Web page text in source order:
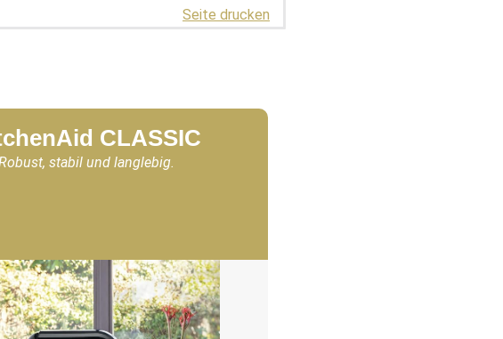
Seite drucken
CLASSIC
stabil und langlebig.